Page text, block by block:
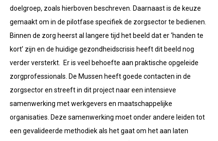
doelgroep, zoals hierboven beschreven. Daarnaast is de keuze
gemaakt om in de pilotfase specifiek de zorgsector te bedienen.
Binnen de zorg heerst al langere tijd het beeld dat er ‘handen te
kort’ zijn en de huidige gezondheidscrisis heeft dit beeld nog
verder versterkt.
Er is veel behoefte aan praktische opgeleide
zorgprofessionals. De Mussen heeft goede contacten in de
zorgsector en streeft in dit project naar een intensieve
samenwerking met werkgevers en maatschappelijke
organisaties. Deze samenwerking moet onder andere leiden tot
een gevalideerde methodiek als het gaat om het aan laten